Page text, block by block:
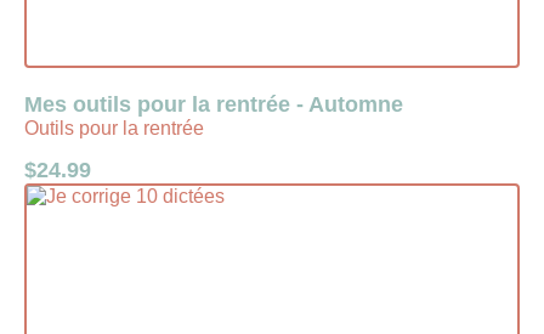
Mes outils pour la rentrée - Automne
Outils pour la rentrée
$24.99